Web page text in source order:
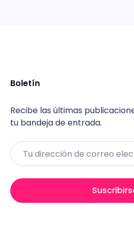
Boletín
Recibe las últimas
tu bandeja de entrada.
Email